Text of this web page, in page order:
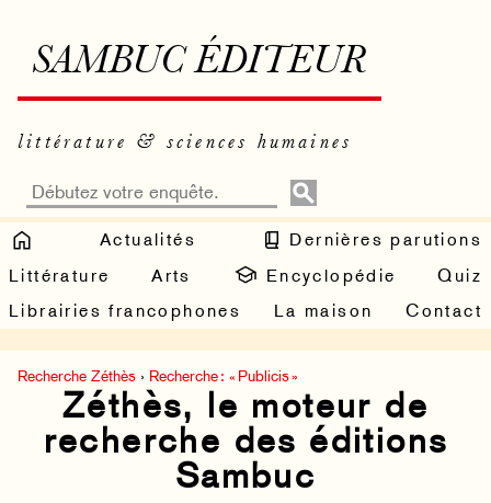
SAMBUC ÉDITEUR
littérature & sciences humaines
Actualités
Dernières parutions
Littérature
Arts Encyclopédie
Quiz
Librairies francophones
La maison Contact
Recherche Zéthès › Recherche : « Publicis »
Zéthès, le moteur de
recherche des éditions
Sambuc